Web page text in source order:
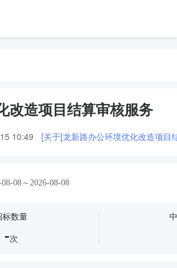
改造项目结算审核服务
10:49 [关于[龙新路办公环境优化改造项目
08-08～2026-08-08
标数量
-次